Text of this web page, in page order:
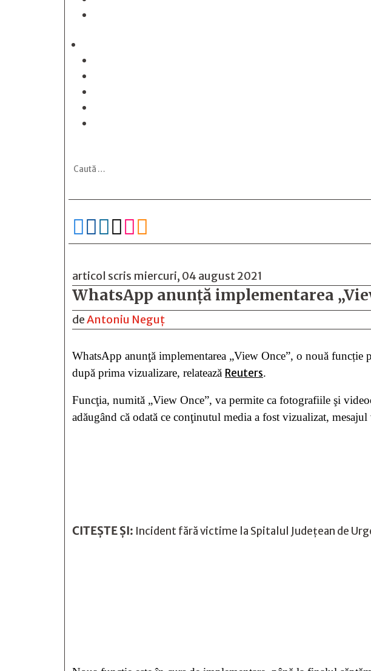

articol scris miercuri, 04 august 2021
WhatsApp anunţă implementarea
deAntoniu Neguț
WhatsApp anunţă implementarea „View Once”, o nouă
după prima vizualizare, relatează Reuters.
Funcţia, numită „View Once”, va permite ca fotografiile şi
adăugând că odată ce conţinutul media a fost vizualizat, mesajul
CITEȘTE ȘI: Incident fără victime la Spitalul Județean de